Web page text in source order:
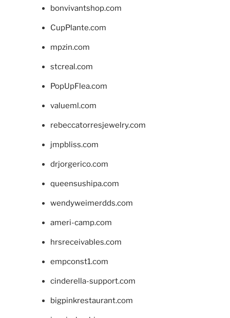
bonvivantshop.com
CupPlante.com
mpzin.com
stcreal.com
PopUpFlea.com
valueml.com
rebeccatorresjewelry.com
jmpbliss.com
drjorgerico.com
queensushipa.com
wendyweimerdds.com
ameri-camp.com
hrsreceivables.com
empconst1.com
cinderella-support.com
bigpinkrestaurant.com